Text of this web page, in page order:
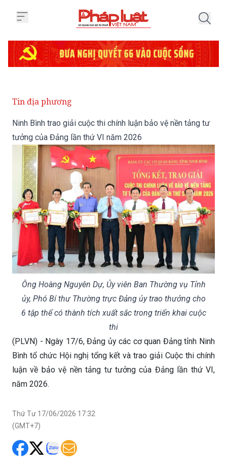
Tin địa phương
Ninh Bình trao giải cuộc thi chính luận bảo vệ nền tảng tư
tưởng của Đảng lần thứ VI năm 2026
Ông Hoàng Nguyên Dự, Ủy viên Ban Thường vụ Tỉnh
ủy, Phó Bí thư Thường trực Đảng ủy trao thưởng cho
6 tập thể có thành tích xuất sắc trong triển khai cuộc
thi
(PLVN) - Ngày 17/6, Đảng ủy các cơ quan Đảng tỉnh Ninh
Bình tổ chức Hội nghị tổng kết và trao giải Cuộc thi chính
luận về bảo vệ nền tảng tư tưởng của Đảng lần thứ VI,
năm 2026.
Thứ Tư 17/06/2026 17:32
(GMT+7)